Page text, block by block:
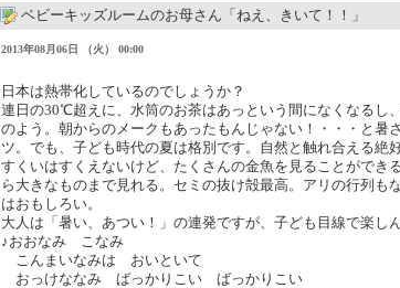
ベビーキッズルームのお母さん「ねえ、きいて！！」
2013年08月06日 （火） 00:00
日本は熱帯化しているのでしょうか？
連日の30℃超えに、水筒のお茶はあっという間になくなるし
のよう。朝からのメークもあったもんじゃない！・・・と暑
ツ。でも、子ども時代の夏は格別です。自然と触れ合える絶
すくいはすくえないけど、たくさんの金魚を見ることができ
ら大きなものまで見れる。セミの抜け殻最高。アリの行列も
はおもしろい。
大人は「暑い、あつい！」の連発ですが、子ども目線で楽し
♪おおなみ こなみ
こんまいなみは おいといて
おっけななみ ばっかりこい ばっかりこい